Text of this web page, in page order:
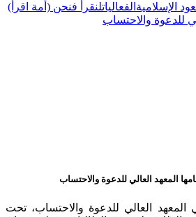
الإسلامية الفعالياتلنقرأ فنحن (أمة اقرأ)
للدعوة والاحتساب
المعهد العالي للدعوة والاحتساب
العالي للدعوة والاحتساب، تحت